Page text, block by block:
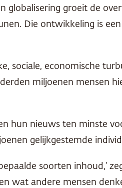
globalisering groeit de
Die ontwikkeling is
sociale, economische
miljoenen mensen
hun nieuws ten minste
gelijkgestemde
soorten inhoud,’
wat andere mensen